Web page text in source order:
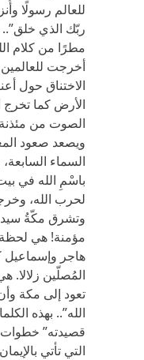
للعالم رسولًا
ربّك الذي
مطرًا من كلام
أخرجت
الاختناق حول
الأرض كما تخرج
الصوت من مئذنة
ويصعد صعود
السماء
باسْمِ الله في
لحرب الله،
وتشرق مكّةُ
مؤمنة! هي
هاجر وإسماعيل
المُصلّين زلالا.
تعود إلى مكة
الله”.. بهذه
قصيدته”
التي تأتي